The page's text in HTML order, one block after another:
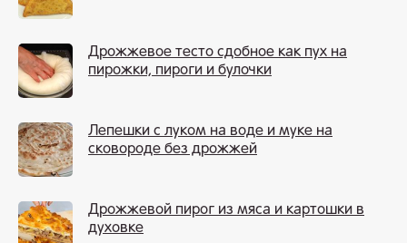
Дрожжевое тесто сдобное как пух на
пирожки, пироги и булочки
Лепешки с луком на воде и муке на
сковороде без дрожжей
Дрожжевой пирог из мяса и картошки в
духовке